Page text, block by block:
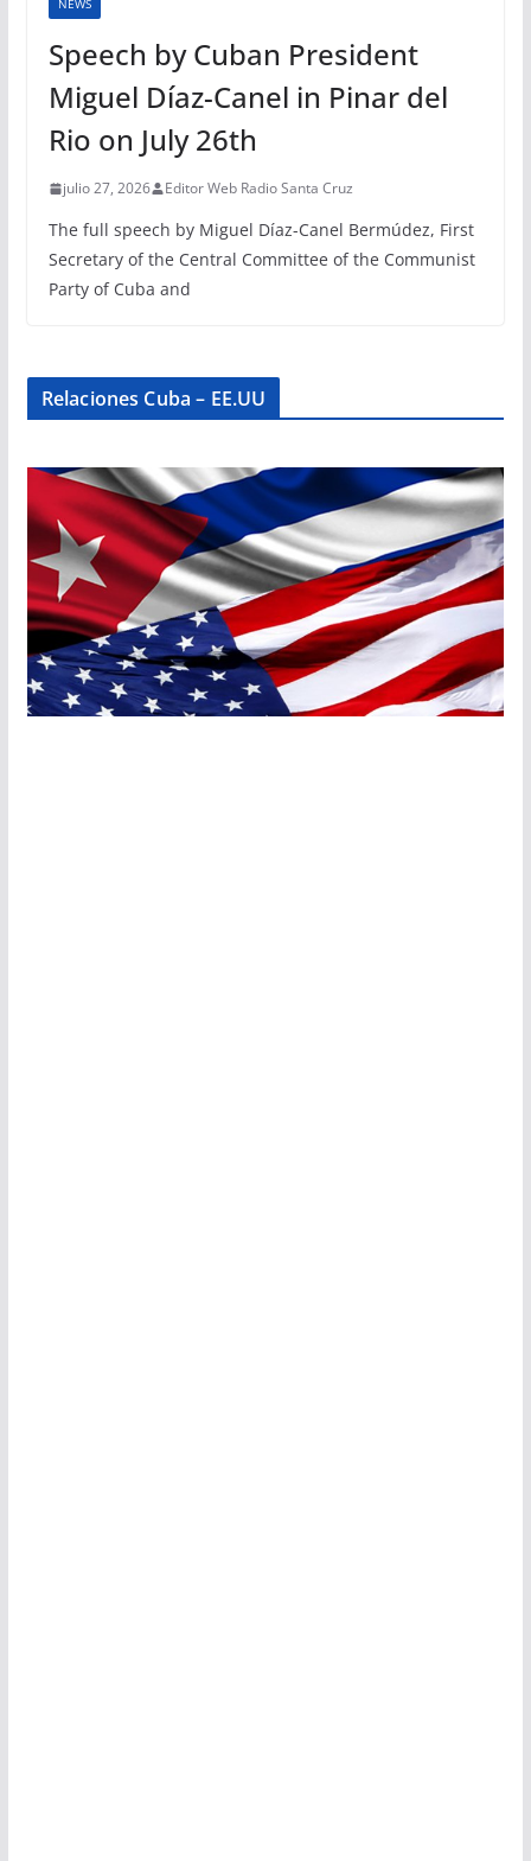
NEWS
Speech by Cuban President
Miguel Díaz-Canel in Pinar del
Rio on July 26th
julio 27, 2026 Editor Web Radio Santa Cruz
The full speech by Miguel Díaz-Canel Bermúdez, First
Secretary of the Central Committee of the Communist
Party of Cuba and
Relaciones Cuba – EE.UU